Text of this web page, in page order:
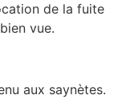
de la fuite
vue.
aux saynètes.